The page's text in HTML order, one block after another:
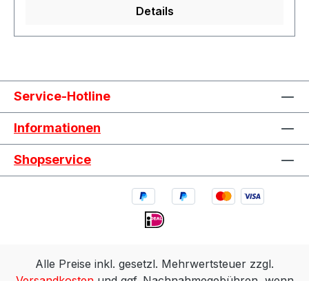
Details
Service-Hotline
Informationen
Shopservice
Alle Preise inkl. gesetzl. Mehrwertsteuer zzgl.